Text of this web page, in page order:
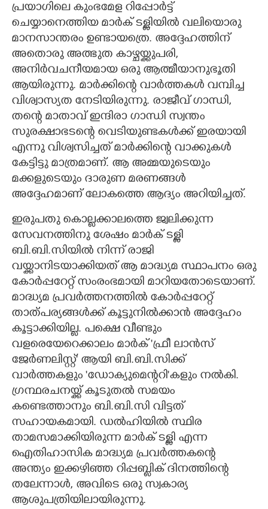
പ്രയാഗിലെ കുംഭമേള റിപ്പോർട്ട്‌
ചെയ്യാനെത്തിയ മാർക് ടള്ളിയിൽ വലിയൊരു
മാനസാന്തരം ഉണ്ടായത്രെ. അദ്ദേഹത്തിന്
അതൊരു അത്ഭുത കാഴ്ചയ്ക്കുപരി,​
അനിർവചനീയമായ ഒരു ആത്മീയാനുഭൂതി
ആയിരുന്നു. മാർക്കിന്റെ വാർത്തകൾ വമ്പിച്ച
വിശ്വാസ്യത നേടിയിരുന്നു. രാജീവ് ഗാന്ധി,​
തന്റെ മാതാവ് ഇന്ദിരാ ഗാന്ധി സ്വന്തം
സുരക്ഷാഭടന്റെ വെടിയുണ്ടകൾക്ക് ഇരയായി
എന്നു വിശ്വസിച്ചത് മാർക്കിന്റെ വാക്കുകൾ
കേട്ടിട്ടു മാത്രമാണ്. ആ അമ്മയുടെയും
മക്കളുടെയും ദാരുണ മരണങ്ങൾ
അദ്ദേഹമാണ് ലോകത്തെ ആദ്യം അറിയിച്ചത്.
ഇരുപതു കൊല്ലക്കാലത്തെ ജ്വലിക്കുന്ന
സേവനത്തിനു ശേഷം മാർക് ടള്ളി
ബി.ബി.സിയിൽ നിന്ന് രാജി
വയ്ക്കാനിടയാക്കിയത് ആ മാദ്ധ്യമ സ്ഥാപനം ഒരു
കോർപ്പറേറ്റ് സംരംഭമായി മാറിയതോടെയാണ്.
മാദ്ധ്യമ പ്രവർത്തനത്തിൽ കോർപ്പറേറ്റ്
താത്പര്യങ്ങൾക്ക് കൂട്ടുനിൽക്കാൻ അദ്ദേഹം
കൂട്ടാക്കിയില്ല. പക്ഷെ വീണ്ടും
വളരെയേറെക്കാലം മാർക് 'ഫ്രീ ലാൻസ്
ജേർണലിസ്റ്റ്" ആയി ബി.ബി.സിക്ക്
വാർത്തകളും 'ഡോക്യുമെന്ററി"കളും നൽകി.
ഗ്രന്ഥരചനയ്ക്ക് കൂടുതൽ സമയം
കണ്ടെത്താനും ബി.ബി.സി വിട്ടത്
സഹായകമായി. ഡൽഹിയിൽ സ്ഥിര
താമസമാക്കിയിരുന്ന മാർക് ടള്ളി എന്ന
ഐതിഹാസിക മാദ്ധ്യമ പ്രവർത്തകന്റെ
അന്ത്യം ഇക്കഴിഞ്ഞ റിപ്പബ്ലിക് ദിനത്തിന്റെ
തലേന്നാൾ, അവിടെ ഒരു സ്വകാര്യ
ആശുപത്രിയിലായിരുന്നു.